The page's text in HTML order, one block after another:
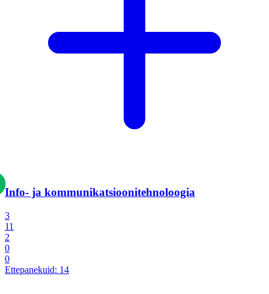
Info- ja kommunikatsiooni­tehnoloogia
3
11
2
0
0
Ettepanekuid: 14